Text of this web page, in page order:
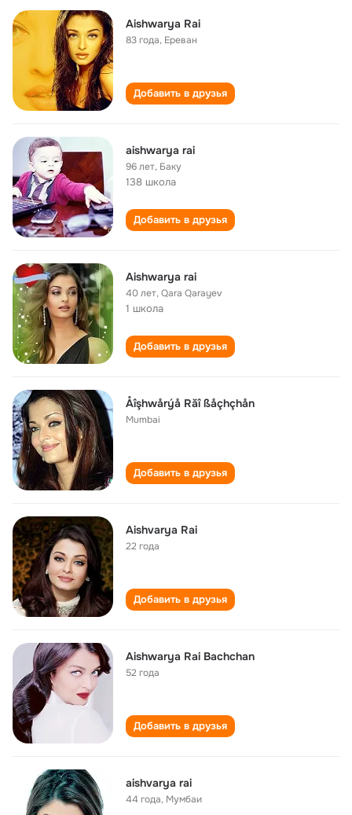
Aishwarya Rai
83 года, Ереван
Добавить в друзья
aishwarya rai
96 лет, Баку
138 школа
Добавить в друзья
Aishwarya rai
40 лет,Qara Qarayev
1 школа
Добавить в друзья
Åîşhwårýå Răî ßåçhçhån
Мumbаi
Добавить в друзья
Aishvarya Rai
22 года
Добавить в друзья
Aishwarya Rai Bachchan
52 года
Добавить в друзья
aishvarya rai
44 года, Мумбаи